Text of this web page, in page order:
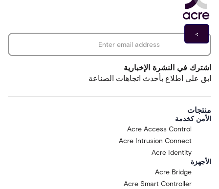
اشترك في النشرة الإخبارية
ابق على اطلاع بأحدث اتجاهات الصناعة
Email address
منتجات
الأمن كخدمة
Acre Access Control
Acre Intrusion Connect
Acre Identity
الأجهزة
Acre Bridge
Acre Smart Controller